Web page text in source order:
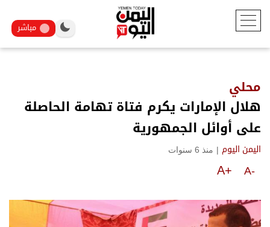
مباشر
محلي
هلال الإمارات يكرم فتاة تهامة الحاصلة
على أوائل الجمهورية
اليمن اليوم | منذ 6 سنوات
A-
A+